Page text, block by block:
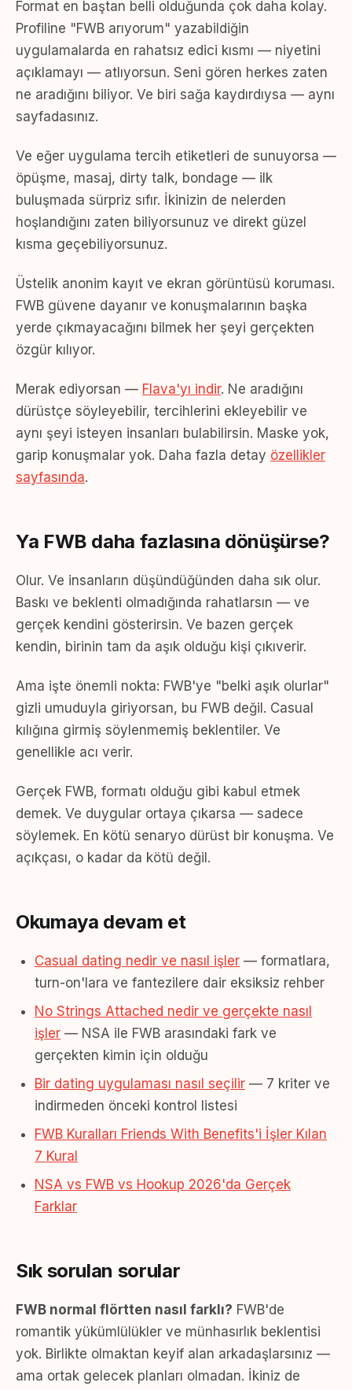
Format en baştan belli olduğunda çok daha kolay.
Profiline "FWB arıyorum" yazabildiğin
uygulamalarda en rahatsız edici kısmı — niyetini
açıklamayı — atlıyorsun. Seni gören herkes zaten
ne aradığını biliyor. Ve biri sağa kaydırdıysa — aynı
sayfadasınız.
Ve eğer uygulama tercih etiketleri de sunuyorsa —
öpüşme, masaj, dirty talk, bondage — ilk
buluşmada sürpriz sıfır. İkinizin de nelerden
hoşlandığını zaten biliyorsunuz ve direkt güzel
kısma geçebiliyorsunuz.
Üstelik anonim kayıt ve ekran görüntüsü koruması.
FWB güvene dayanır ve konuşmalarının başka
yerde çıkmayacağını bilmek her şeyi gerçekten
özgür kılıyor.
Merak ediyorsan — Flava'yı indir. Ne aradığını
dürüstçe söyleyebilir, tercihlerini ekleyebilir ve
aynı şeyi isteyen insanları bulabilirsin. Maske yok,
garip konuşmalar yok. Daha fazla detay özellikler
sayfasında.
Ya FWB daha fazlasına dönüşürse?
Olur. Ve insanların düşündüğünden daha sık olur.
Baskı ve beklenti olmadığında rahatlarsın — ve
gerçek kendini gösterirsin. Ve bazen gerçek
kendin, birinin tam da aşık olduğu kişi çıkıverir.
Ama işte önemli nokta: FWB'ye "belki aşık olurlar"
gizli umuduyla giriyorsan, bu FWB değil. Casual
kılığına girmiş söylenmemiş beklentiler. Ve
genellikle acı verir.
Gerçek FWB, formatı olduğu gibi kabul etmek
demek. Ve duygular ortaya çıkarsa — sadece
söylemek. En kötü senaryo dürüst bir konuşma. Ve
açıkçası, o kadar da kötü değil.
Okumaya devam et
Casual dating nedir ve nasıl işler — formatlara,
turn-on'lara ve fantezilere dair eksiksiz rehber
No Strings Attached nedir ve gerçekte nasıl
işler — NSA ile FWB arasındaki fark ve
gerçekten kimin için olduğu
Bir dating uygulaması nasıl seçilir — 7 kriter ve
indirmeden önceki kontrol listesi
FWB Kuralları Friends With Benefits'i İşler Kılan
7 Kural
NSA vs FWB vs Hookup 2026'da Gerçek
Farklar
Sık sorulan sorular
FWB normal flörtten nasıl farklı? FWB'de
romantik yükümlülükler ve münhasırlık beklentisi
yok. Birlikte olmaktan keyif alan arkadaşlarsınız —
ama ortak gelecek planları olmadan. İkiniz de